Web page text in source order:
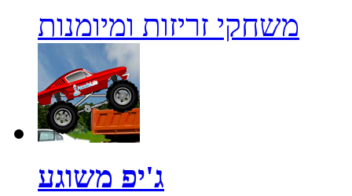
משחקי זריזות ומיומנות
ג'יפ משוגע